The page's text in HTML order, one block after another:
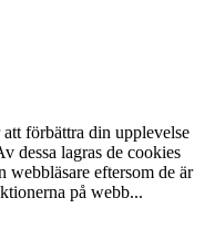
förbättra din upplevelse
dessa lagras de cookies
webbläsare eftersom de är
på webb...